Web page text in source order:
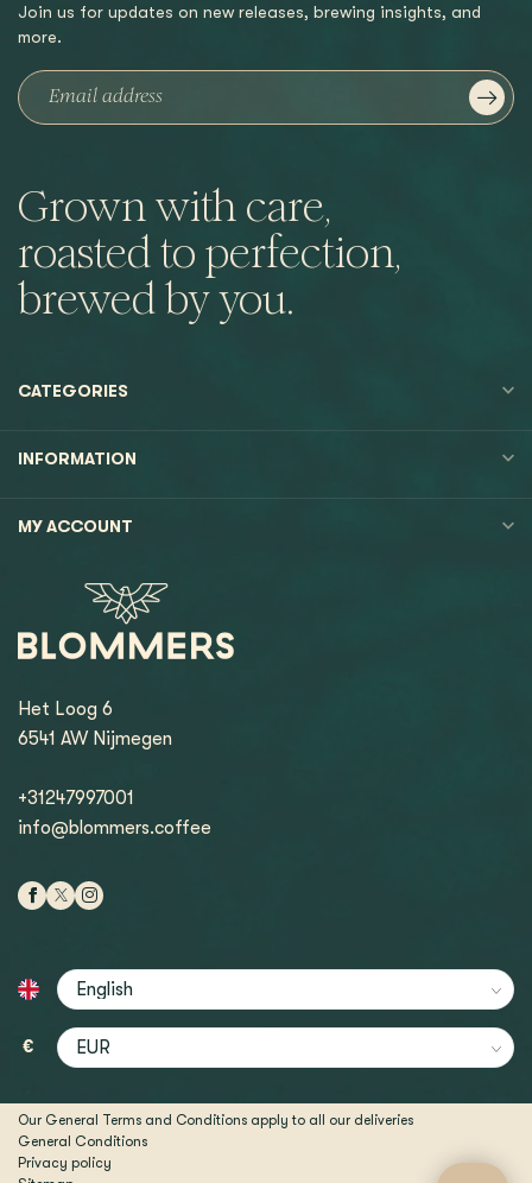
Grown with care,
roasted to perfection,
brewed by you.
Join us for updates on new releases, brewing insights, and
more.
CATEGORIES
INFORMATION
MY ACCOUNT
Het Loog 6
6541 AW Nijmegen
+31247997001
info@blommers.coffee
€
Our General Terms and Conditions apply to all our deliveries
General Conditions
Privacy policy